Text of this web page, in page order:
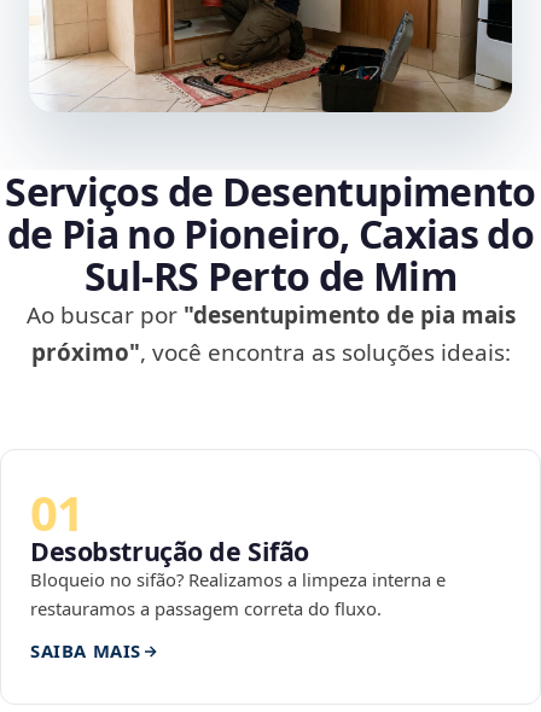
Serviços de Desentupimento
de Pia no Pioneiro, Caxias do
Sul‑RS Perto de Mim
Ao buscar por "desentupimento de pia mais
próximo", você encontra as soluções ideais:
01
Desobstrução de Sifão
Bloqueio no sifão? Realizamos a limpeza interna e
restauramos a passagem correta do fluxo.
SAIBA MAIS